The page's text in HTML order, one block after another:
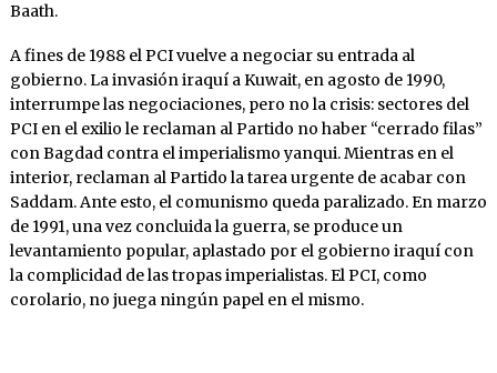
Baath.
A fines de 1988 el PCI vuelve a negociar su entrada al
gobierno. La invasión iraquí a Kuwait, en agosto de 1990,
interrumpe las negociaciones, pero no la crisis: sectores del
PCI en el exilio le reclaman al Partido no haber “cerrado filas”
con Bagdad contra el imperialismo yanqui. Mientras en el
interior, reclaman al Partido la tarea urgente de acabar con
Saddam. Ante esto, el comunismo queda paralizado. En marzo
de 1991, una vez concluida la guerra, se produce un
levantamiento popular, aplastado por el gobierno iraquí con
la complicidad de las tropas imperialistas. El PCI, como
corolario, no juega ningún papel en el mismo.